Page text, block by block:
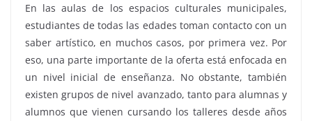
En las aulas de los espacios culturales municipales,
estudiantes de todas las edades toman contacto con un
saber artístico, en muchos casos, por primera vez. Por
eso, una parte importante de la oferta está enfocada en
un nivel inicial de enseñanza. No obstante, también
existen grupos de nivel avanzado, tanto para alumnas y
alumnos que vienen cursando los talleres desde años